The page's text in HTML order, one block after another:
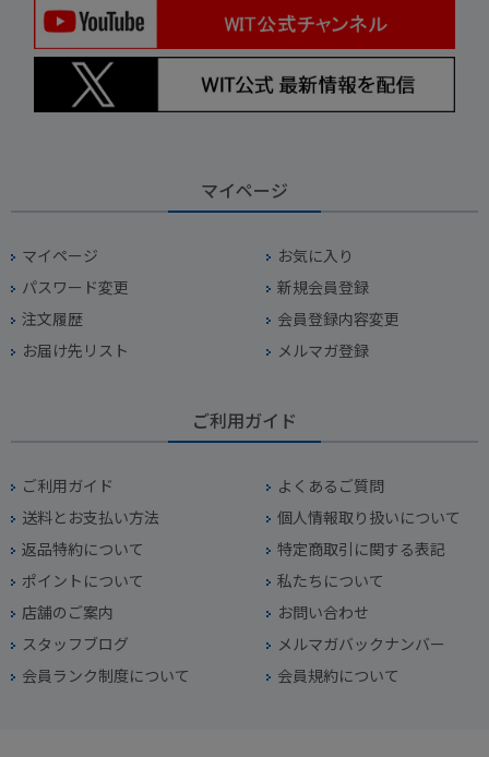
マイページ
マイページ
お気に入り
パスワード変更
新規会員登録
注文履歴
会員登録内容変更
お届け先リスト
メルマガ登録
ご利用ガイド
ご利用ガイド
よくあるご質問
送料とお支払い方法
個人情報取り扱いについて
返品特約について
特定商取引に関する表記
ポイントについて
私たちについて
店舗のご案内
お問い合わせ
スタッフブログ
メルマガバックナンバー
会員ランク制度について
会員規約について